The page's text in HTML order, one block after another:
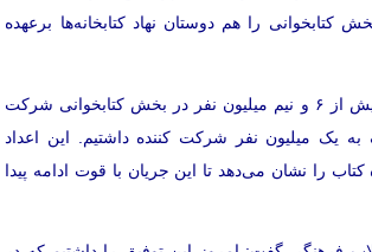
کتابخوانی را هم دوستان نهاد کتابخانه‌ها برعهده
اسماعیلی تاکید کرد: بیش از ۶ و نیم میلیون نفر در بخش کتابخوانی شرکت
یک میلیون نفر شرکت کننده داشتیم. این اعداد
را نشان می‌دهد تا این جریان با قوت ادامه پیدا